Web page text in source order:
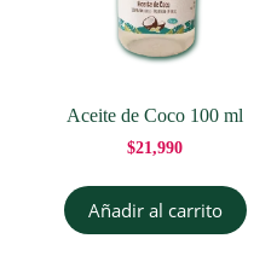
Aceite de Coco 100 ml
$21,990
Añadir al carrito